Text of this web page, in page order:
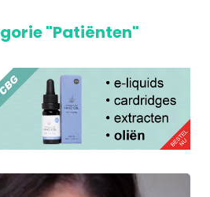
"Patiënten"